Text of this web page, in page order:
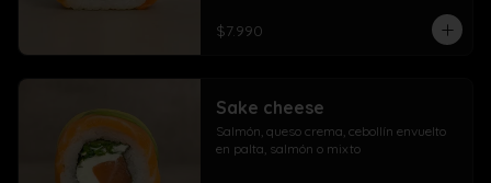
$7.990
Sake cheese
Salmón, queso crema, cebollín envuelto
en palta, salmón o mixto